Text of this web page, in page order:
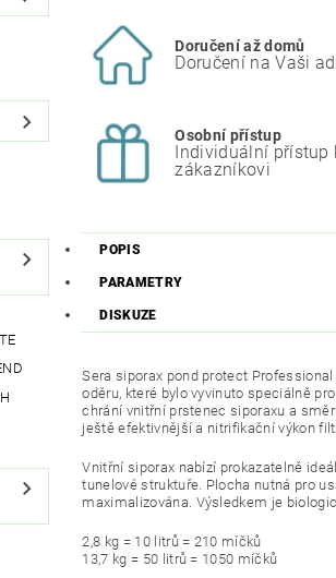
Doručení až domů
Doručení na Vaši
Osobní přístup
Individuální přístup
zákazníkovi
POPIS
PARAMETRY
DISKUZE
Sera siporax pond protect
oděru, které bylo vyvinuto speciálně
chrání vnitřní prstenec siporaxu a
ještě efektivnější a nitrifikační výkon
Vnitřní siporax nabízí prokazatelně
tunelové struktuře. Plocha nutná pro
maximalizována. Výsledkem je
2,8 kg = 10 litrů = 210 míčků
13,7 kg = 50 litrů = 1050 míčků